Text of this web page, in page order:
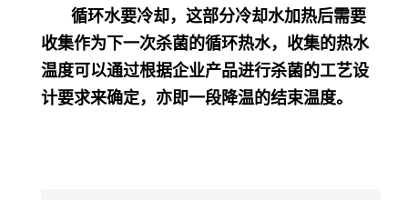
循环水要冷却，这部分冷却水加热后需要
收集作为下一次杀菌的循环热水，收集的热水
温度可以通过根据企业产品进行杀菌的工艺设
计要求来确定，亦即一段降温的结束温度。